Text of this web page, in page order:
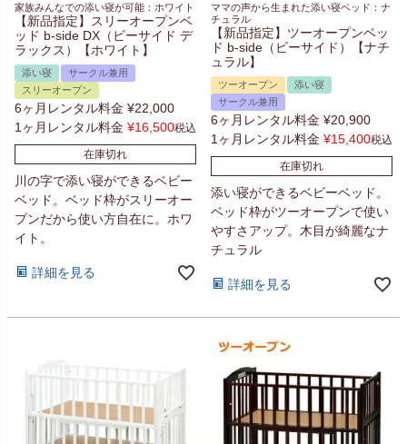
家族みんなでの添い寝が可能：ホワイト
【新品指定】スリーオープンベ
ッド b-side DX（ビーサイド デ
ラックス）【ホワイト】
添い寝
サークル兼用
スリーオープン
6ヶ月レンタル料金 ¥22,000
1ヶ月レンタル料金 ¥16,500税込
在庫切れ
川の字で添い寝ができるベビー
ベッド。ベッド枠がスリーオー
プンだから使い方自在に。ホワ
イト。
詳細を見る
ママの声から生まれた添い寝ベッド：ナ
チュラル
【新品指定】ツーオープンベッ
ド b-side（ビーサイド）【ナチ
ュラル】
ツーオープン
添い寝
サークル兼用
6ヶ月レンタル料金 ¥20,900
1ヶ月レンタル料金 ¥15,400税込
在庫切れ
添い寝ができるベビーベッド。
ベッド枠がツーオープンで使い
やすさアップ。木目が綺麗なナ
チュラル
詳細を見る